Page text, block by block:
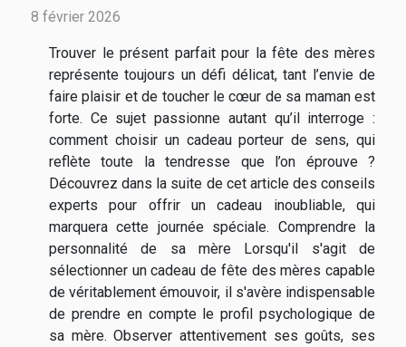
8 février 2026
Trouver le présent parfait pour la fête des mères
représente toujours un défi délicat, tant l’envie de
faire plaisir et de toucher le cœur de sa maman est
forte. Ce sujet passionne autant qu’il interroge :
comment choisir un cadeau porteur de sens, qui
reflète toute la tendresse que l’on éprouve ?
Découvrez dans la suite de cet article des conseils
experts pour offrir un cadeau inoubliable, qui
marquera cette journée spéciale. Comprendre la
personnalité de sa mère Lorsqu'il s'agit de
sélectionner un cadeau de fête des mères capable
de véritablement émouvoir, il s'avère indispensable
de prendre en compte le profil psychologique de
sa mère. Observer attentivement ses goûts, ses